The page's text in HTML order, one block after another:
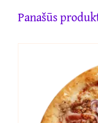
Panašūs